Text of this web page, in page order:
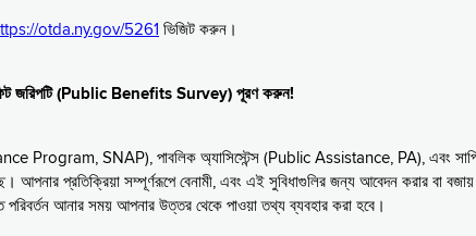
otda.ny.gov/5261 ভিজিট করুন।
জরিপটি (Public Benefits Survey) পূরণ করুন!
Program, SNAP), পাবলিক অ্যাসিস্টেন্স (Public Assistance, PA), এবং
প্রতিক্রিয়া সম্পূর্ণরূপে বেনামী, এবং এই সুবিধাগুলির জন্য আবেদন করার বা
আনার সময় আপনার উত্তর থেকে পাওয়া তথ্য ব্যবহার করা হবে।